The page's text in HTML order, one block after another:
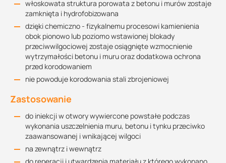
włoskowata struktura porowata z betonu i murów zostaje
zamknięta i hydrofobizowana
dzięki chemiczno - fizykalnemu procesowi kamienienia
obok pionowo lub poziomo wstawionej blokady
przeciwwilgociowej zostaje osiągnięte wzmocnienie
wytrzymałości betonu i muru oraz dodatkowa ochrona
przed korodowaniem
nie powoduje korodowania stali zbrojeniowej
Zastosowanie
do iniekcji w otwory wywiercone powstałe podczas
wykonania uszczelnienia muru, betonu i tynku przeciwko
zaawansowanej i wnikającej wilgoci
na zewnątrz i wewnątrz